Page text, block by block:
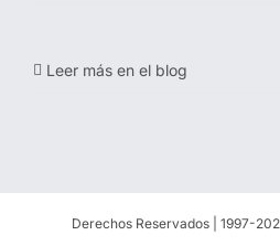
Leer más en el blog
Derechos Reservados | 1997-